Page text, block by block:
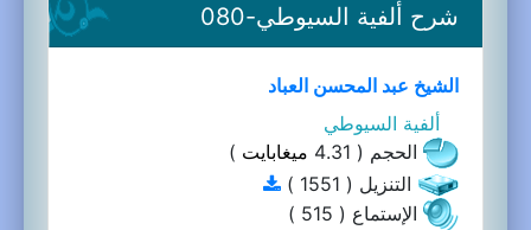
شرح ألفية السيوطي-080
الشيخ عبد المحسن العباد
ألفية السيوطي
الحجم ( 4.31
ميغابايت )
التنزيل ( 1551 )
الإستماع ( 515 )